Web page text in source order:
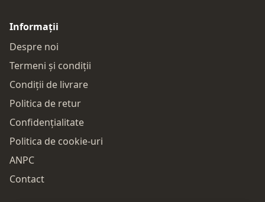
Informații
Despre noi
Termeni și condiții
Condiții de livrare
Politica de retur
Confidențialitate
Politica de cookie-uri
ANPC
Contact